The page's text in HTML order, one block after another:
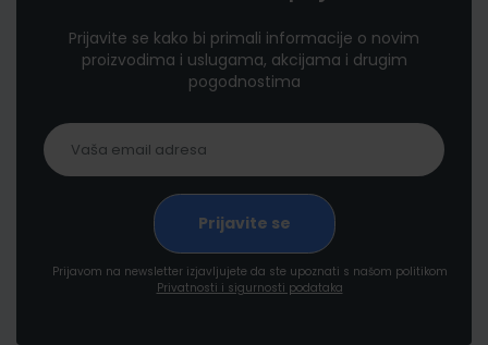
Prijavite se kako bi primali informacije o novim
proizvodima i uslugama, akcijama i drugim
pogodnostima
Prijavom na newsletter izjavljujete da ste upoznati s našom politikom
Privatnosti i sigurnosti podataka